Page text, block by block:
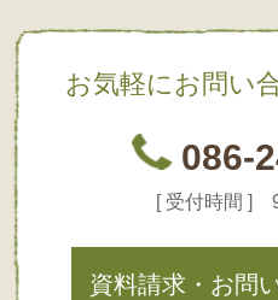
お気軽にお問い
086-
[ 受付時間 ]
資料請求・お問